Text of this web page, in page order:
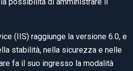
(IIS) raggiunge la versione 6.0, e
stabilità, nella sicurezza e nelle
fa il suo ingresso la modalità